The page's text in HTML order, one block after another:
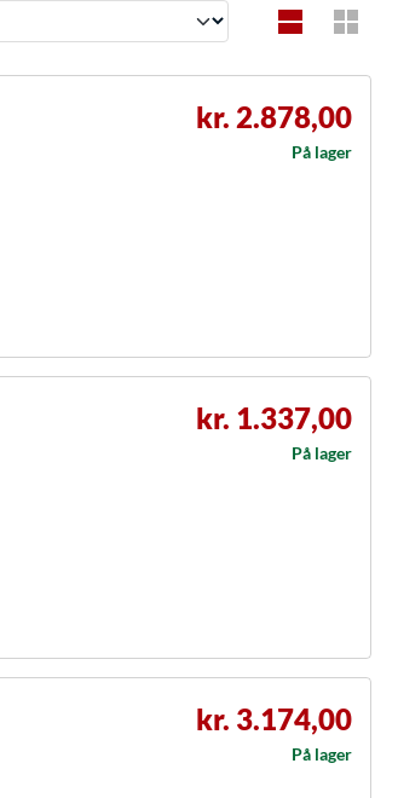
kr. 2.878,00
På lager
kr. 1.337,00
På lager
kr. 3.174,00
På lager